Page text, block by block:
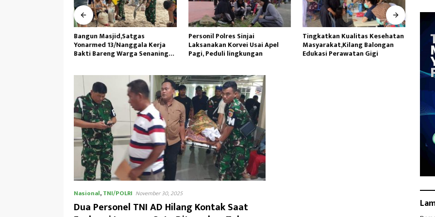
Bangun Masjid,Satgas
Yonarmed 13/Nanggala Kerja
Bakti Bareng Warga Senaning
Personil Polres Sinjai
Laksanakan Korvei Usai Apel
Pagi, Peduli lingkungan
Tingkatkan Kualitas Kesehatan
Masyarakat,Kilang Balongan
Edukasi Perawatan Gigi
Nasional,TNI/POLRI November 30, 2025
Dua Personel TNI AD Hilang Kontak Saat